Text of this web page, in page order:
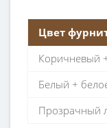
Цвет
Коричневый
Белый +
Прозрачный